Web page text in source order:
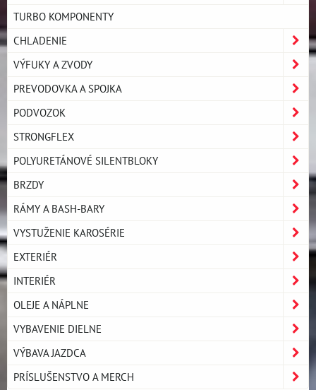
TURBO KOMPONENTY
CHLADENIE
VÝFUKY A ZVODY
PREVODOVKA A SPOJKA
PODVOZOK
STRONGFLEX
POLYURETÁNOVÉ SILENTBLOKY
BRZDY
RÁMY A BASH-BARY
VYSTUŽENIE KAROSÉRIE
EXTERIÉR
INTERIÉR
OLEJE A NÁPLNE
VYBAVENIE DIELNE
VÝBAVA JAZDCA
PRÍSLUŠENSTVO A MERCH